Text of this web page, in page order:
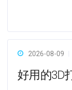
2026-08-09
好用的3D